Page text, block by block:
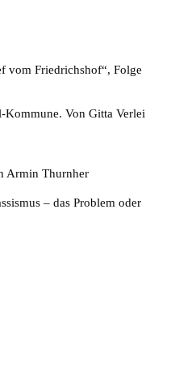
vom Friedrichshof“, Folge
Kommune. Von Gitta Verlei
Armin Thurnher
– das Problem oder